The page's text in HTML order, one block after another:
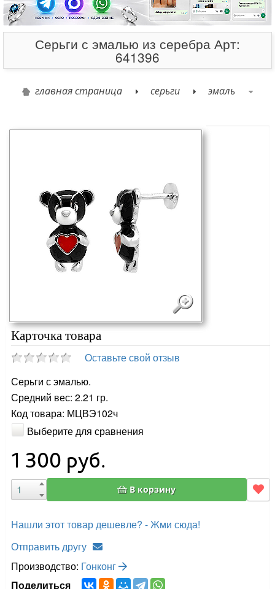
Серьги с эмалью из серебра Арт:
641396
главная страница серьги эмаль
Карточка товара
Оставьте свой отзыв
Серьги с эмалью.
Средний вес: 2.21 гр.
Код товара: МЦВЭ102ч
Выберите для сравнения
1 300 руб.
В корзину
Нашли этот товар дешевле? - Жми сюда!
Отправить другу
Производство: Гонконг
Поделиться